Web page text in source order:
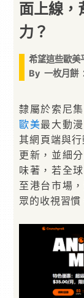
面上線，
力？
希望這些歐美
By 一枚月餅
隸屬於索尼
歐美最大動漫
其網頁端與
更新，並細
味著，若全
至港台市場
眾的收視習慣